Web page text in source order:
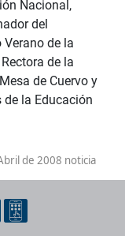
Nacional,
del
de la
de la
de Cuervo y
la Educación
de 2008 noticia